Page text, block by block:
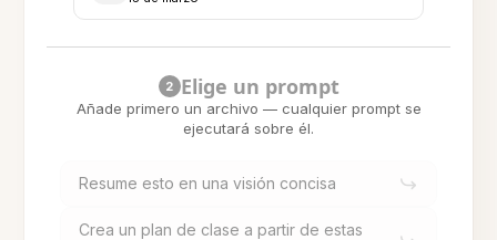
2 Elige un prompt
Añade primero un archivo — cualquier prompt se
ejecutará sobre él.
Resume esto en una visión concisa
Crea un plan de clase a partir de estas